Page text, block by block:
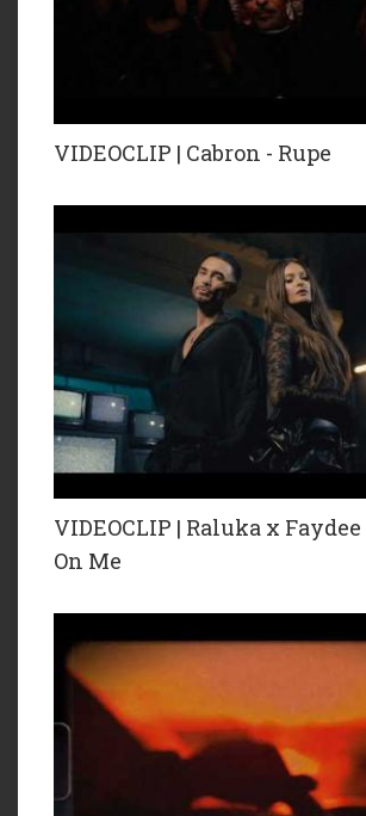
VIDEOCLIP | Cabron - Rupe
VIDEOCLIP | Raluka x Faydee
On Me